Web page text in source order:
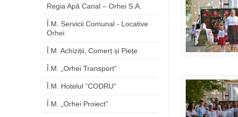
Regia Apă Canal – Orhei S.A.
Î.M. Servicii Comunal - Locative
Orhei
Î.M. Achiziții, Comerț și Piețe
Î.M. „Orhei Transport”
Î.M. Hotelul ”CODRU”
Î.M. „Orhei Proiect”